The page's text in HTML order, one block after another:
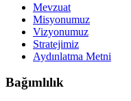
Mevzuat
Misyonumuz
Vizyonumuz
Stratejimiz
Aydınlatma Metni
Bağımlılık